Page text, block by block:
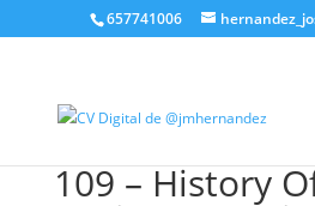
657741006
109 – History